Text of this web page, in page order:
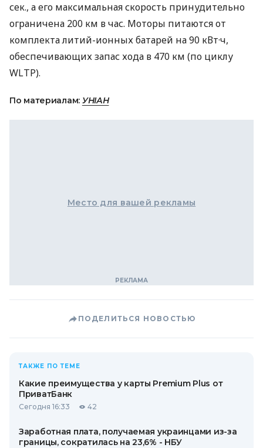
сек., а его максимальная скорость принудительно
ограничена 200 км в час. Моторы питаются от
комплекта литий-ионных батарей на 90 кВт·ч,
обеспечивающих запас хода в 470 км (по циклу
WLTP).
По материалам: УНІАН
Место для вашей рекламы
ПОДЕЛИТЬСЯ НОВОСТЬЮ
ТАКЖЕ ПО ТЕМЕ
Какие преимущества у карты Premium Plus от
ПриватБанк
Сегодня 16:33 42
Заработная плата, получаемая украинцами из-за
границы, сократилась на 23,6% - НБУ